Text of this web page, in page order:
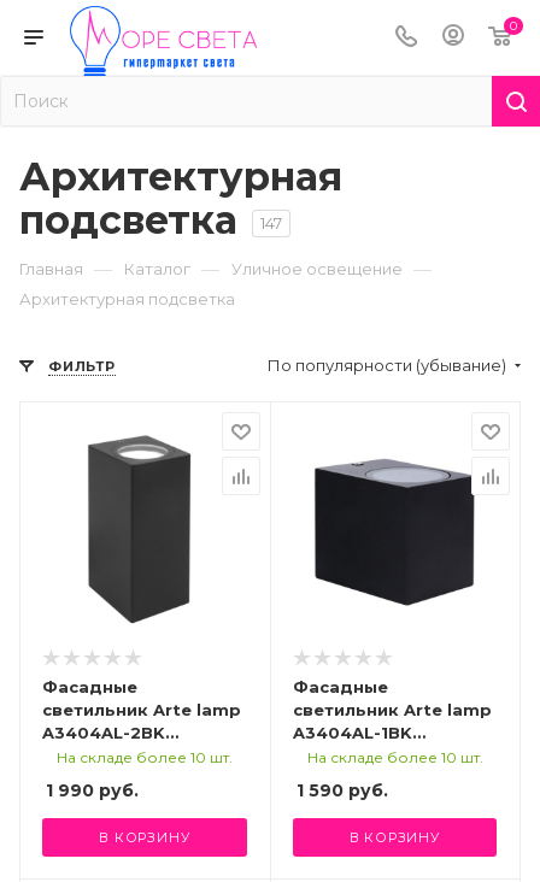
0
Архитектурная
подсветка
147
Главная — Каталог — Уличное освещение —
Архитектурная подсветка
ФИЛЬТР По популярности (убывание)
Фасадные
светильник Arte lamp
A3404AL-2BK
УЛИЧНЫЙ
На складе более 10 шт.
1 990 руб.
В КОРЗИНУ
Фасадные
светильник Arte lamp
A3404AL-1BK
УЛИЧНЫЙ
На складе более 10 шт.
1 590руб.
В КОРЗИНУ